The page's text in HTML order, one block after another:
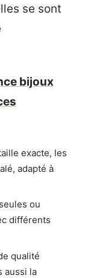
se sont
bijoux
exacte, les
adapté à
ou
différents
qualité
aussi la